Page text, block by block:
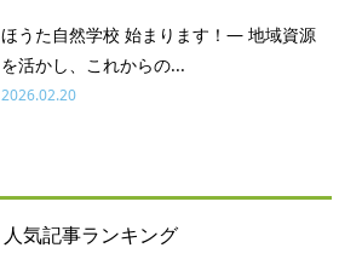
ほうた自然学校 始まります！― 地域資源
を活かし、これからの...
2026.02.20
人気記事ランキング